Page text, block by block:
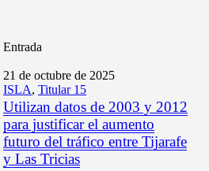
Entrada
21 de octubre de 2025
ISLA,Titular 15
Utilizan datos de 2003 y 2012
para justificar el aumento
futuro del tráfico entre Tijarafe
y Las Tricias